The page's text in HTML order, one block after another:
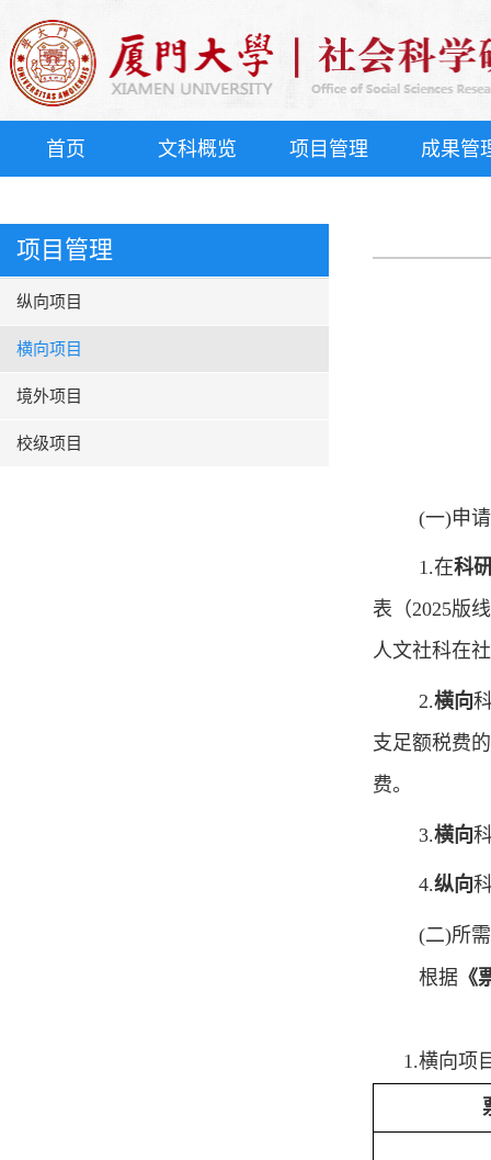
首页 文科概览 项目管理 成果管
项目管理
纵向项目
横向项目
境外项目
校级项目
(一)申
1.在科
表（2025版
人文社科在
2.横向
支足额税费
费。
3.横向
4.纵向
(二)所
根据 《
1.横向项